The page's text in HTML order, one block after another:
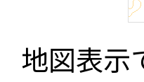
地図表示